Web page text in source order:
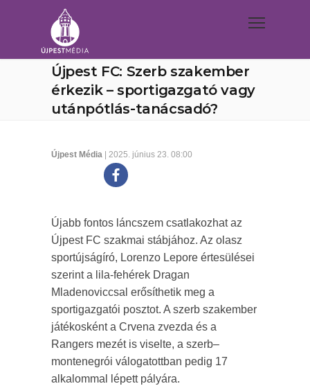
Újpest FC: Szerb szakember
érkezik – sportigazgató vagy
utánpótlás-tanácsadó?
Újpest Média | 2025. június 23. 08:00
Újabb fontos láncszem csatlakozhat az
Újpest FC szakmai stábjához. Az olasz
sportújságíró, Lorenzo Lepore értesülései
szerint a lila-fehérek Dragan
Mladenoviccsal erősíthetik meg a
sportigazgatói posztot. A szerb szakember
játékosként a Crvena zvezda és a
Rangers mezét is viselte, a szerb–
montenegrói válogatottban pedig 17
alkalommal lépett pályára.